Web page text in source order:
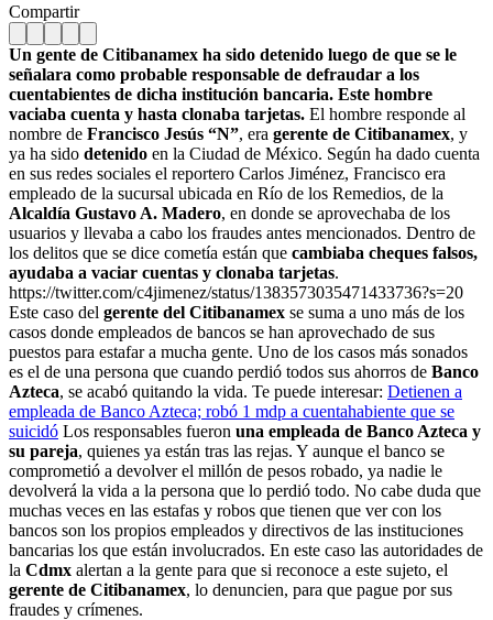
Compartir
Un gente de Citibanamex ha sido detenido luego de que se le
señalara como probable responsable de defraudar a los
cuentabientes de dicha institución bancaria. Este hombre
vaciaba cuenta y hasta clonaba tarjetas. El hombre responde al
nombre de Francisco Jesús “N”, era gerente de Citibanamex, y
ya ha sido detenido en la Ciudad de México. Según ha dado cuenta
en sus redes sociales el reportero Carlos Jiménez, Francisco era
empleado de la sucursal ubicada en Río de los Remedios, de la
Alcaldía Gustavo A. Madero, en donde se aprovechaba de los
usuarios y llevaba a cabo los fraudes antes mencionados. Dentro de
los delitos que se dice cometía están que cambiaba cheques falsos,
ayudaba a vaciar cuentas y clonaba tarjetas.
https://twitter.com/c4jimenez/status/1383573035471433736?s=20
Este caso del gerente del Citibanamex se suma a uno más de los
casos donde empleados de bancos se han aprovechado de sus
puestos para estafar a mucha gente. Uno de los casos más sonados
es el de una persona que cuando perdió todos sus ahorros de Banco
Azteca, se acabó quitando la vida. Te puede interesar: Detienen a
empleada de Banco Azteca; robó 1 mdp a cuentahabiente que se
suicidó Los responsables fueron una empleada de Banco Azteca y
su pareja, quienes ya están tras las rejas. Y aunque el banco se
comprometió a devolver el millón de pesos robado, ya nadie le
devolverá la vida a la persona que lo perdió todo. No cabe duda que
muchas veces en las estafas y robos que tienen que ver con los
bancos son los propios empleados y directivos de las instituciones
bancarias los que están involucrados. En este caso las autoridades de
la Cdmx alertan a la gente para que si reconoce a este sujeto, el
gerente de Citibanamex, lo denuncien, para que pague por sus
fraudes y crímenes.